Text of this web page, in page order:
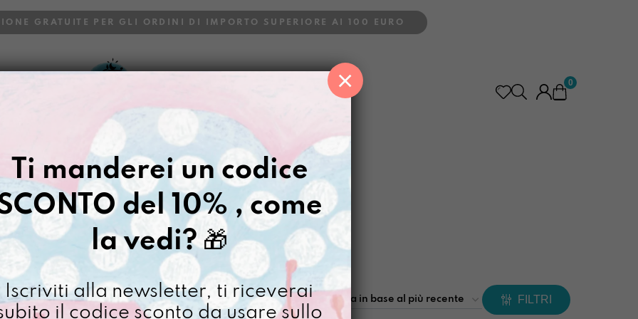
GRATUITE PER GLI ORDINI DI IMPORTO SUPERIORE AI 100 EURO
0
LIQUIRIZIAMI
FILTRI
Ti manderei un codice
del 10% , come
la vedi?🎁
Iscriviti alla newsletter, ti riceverai
il codice sconto da usare sullo
×